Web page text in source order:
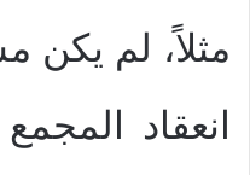
مثلاً، لم يكن
انعقاد